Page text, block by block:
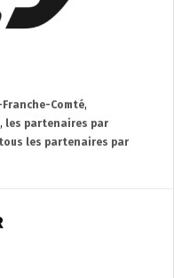
Comté,
, les partenaires par
tous les partenaires par